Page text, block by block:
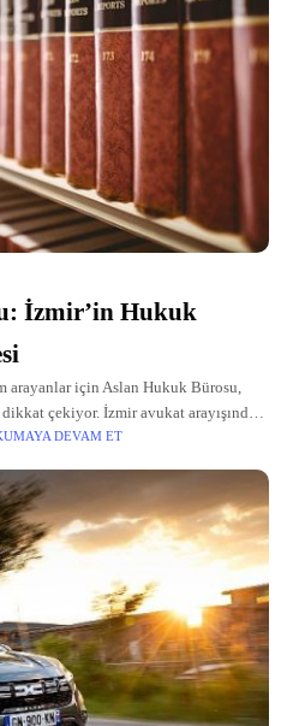
İzmir’in Hukuk
arayanlar için Aslan Hukuk Bürosu,
çekiyor. İzmir avukat arayışında
profesyonel destek
DEVAM ET